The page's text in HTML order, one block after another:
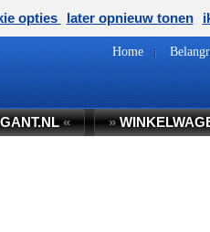
Home
« »
opties later opnieuw tonen